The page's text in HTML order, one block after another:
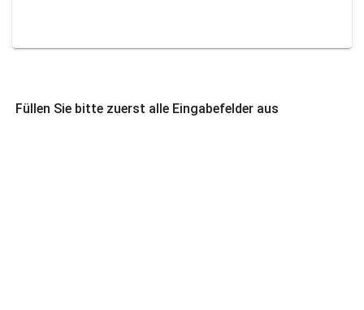
Füllen Sie bitte zuerst alle Eingabefelder aus